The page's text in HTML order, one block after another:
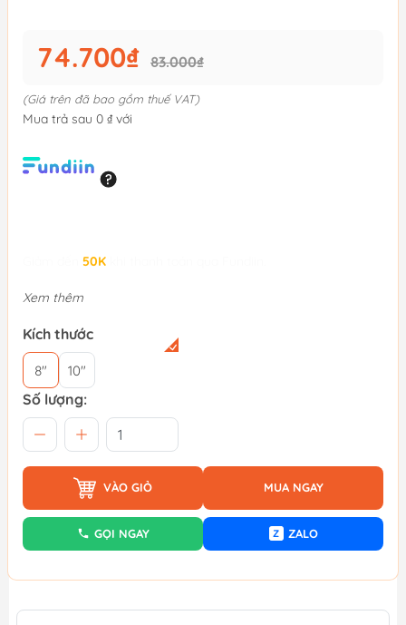
74.700₫ 83.000₫
(Giá trên đã bao gồm thuế VAT)
Mua trả sau 0 ₫ với
50K
Xem thêm
Kích thước
8" 10"
Số lượng:
VÀO GIỎ MUA NGAY
GỌI NGAY Z ZALO